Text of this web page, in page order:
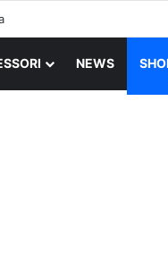
X SUPERLIGHT Mouse
NEWS